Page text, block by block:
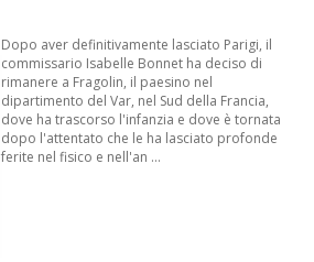
Dopo aver definitivamente lasciato Parigi, il
commissario Isabelle Bonnet ha deciso di
rimanere a Fragolin, il paesino nel
dipartimento del Var, nel Sud della Francia,
dove ha trascorso l'infanzia e dove è tornata
dopo l'attentato che le ha lasciato profonde
ferite nel fisico e nell'an ...